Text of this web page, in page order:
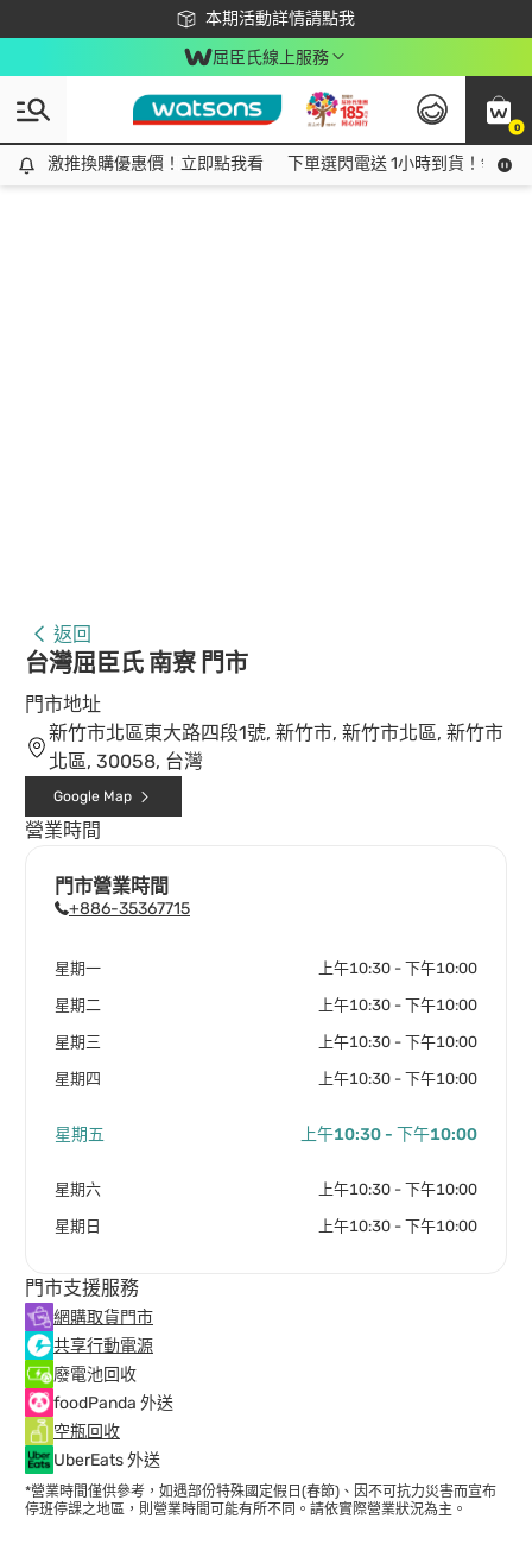
本期活動詳情請點我
下載app最高回饋$350
屈臣氏線上服務
0
激推換購優惠價！立即點我看
激推換購優惠價！立即點我看 下單選閃電送 1小時到貨！領神
返回
台灣屈臣氏 南寮 門市
門市地址
新竹市北區東大路四段1號, 新竹市, 新竹市北區, 新竹市
北區, 30058, 台灣
Google Map
營業時間
門市營業時間
+886-35367715
星期一 上午10:30 - 下午10:00
星期二 上午10:30 - 下午10:00
星期三 上午10:30 - 下午10:00
星期四 上午10:30 - 下午10:00
星期五 上午10:30 - 下午10:00
星期六 上午10:30 - 下午10:00
星期日 上午10:30 - 下午10:00
門市支援服務
網購取貨門市
共享行動電源
廢電池回收
foodPanda 外送
空瓶回收
UberEats 外送
*營業時間僅供參考，如遇部份特殊國定假日(春節)、因不可抗力災害而宣布
停班停課之地區，則營業時間可能有所不同。請依實際營業狀況為主。